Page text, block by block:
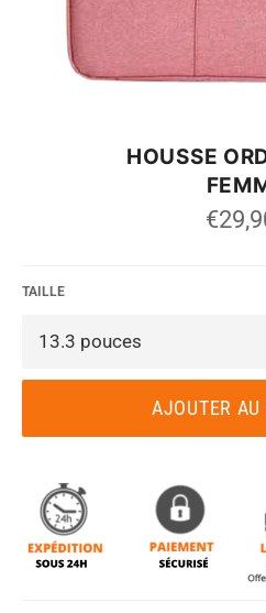
HOUSSE
Prix
régulier
TAILLE
AJOUTER AU